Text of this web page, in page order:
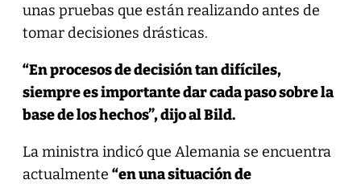
unas pruebas que están realizando antes de
tomar decisiones drásticas.
“En procesos de decisión tan difíciles,
siempre es importante dar cada paso sobre la
base de los hechos”, dijo al Bild.
La ministra indicó que Alemania se encuentra
actualmente “en una situación de